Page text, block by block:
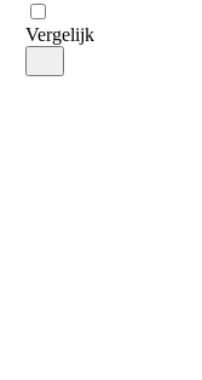
Vergelijk